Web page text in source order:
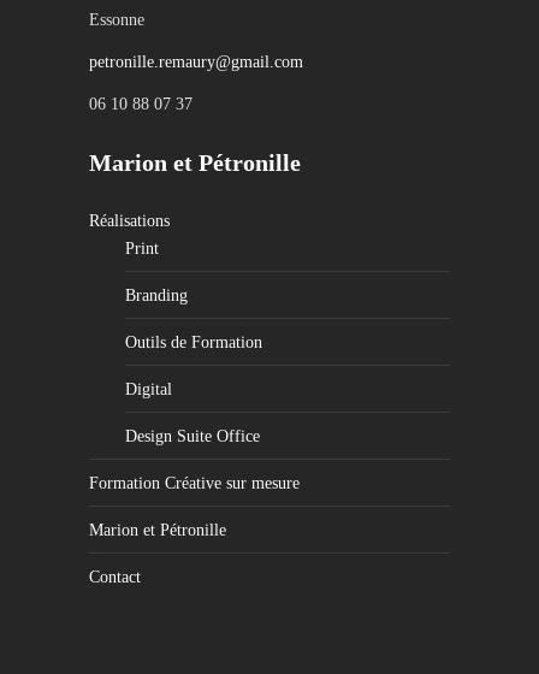
Essonne
petronille.remaury@gmail.com
06 10 88 07 37
Marion et Pétronille
Réalisations
Print
Branding
Outils de Formation
Digital
Design Suite Office
Formation Créative sur mesure
Marion et Pétronille
Contact